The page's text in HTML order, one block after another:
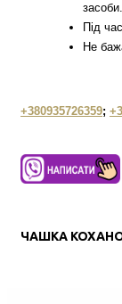
засоби.
Під
Не
+380935726359;
ЧАШКА